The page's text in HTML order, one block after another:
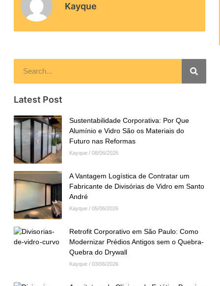
Kayque
Latest Post
Sustentabilidade Corporativa: Por Que
Alumínio e Vidro São os Materiais do
Futuro nas Reformas
Kayque 08/06/2026
A Vantagem Logística de Contratar um
Fabricante de Divisórias de Vidro em Santo
André
Kayque 05/06/2026
Retrofit Corporativo em São Paulo: Como
Modernizar Prédios Antigos sem o Quebra-
Quebra do Drywall
Kayque 03/06/2026